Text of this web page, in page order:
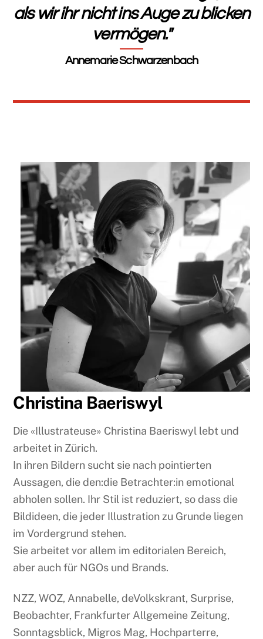
als wir ihr nicht ins Auge zu blicken
vermögen."
Annemarie Schwarzenbach
Christina Baeriswyl
Die «Illustrateuse» Christina Baeriswyl lebt und
arbeitet in Zürich.
In ihren Bildern sucht sie nach pointierten
Aussagen, die den:die Betrachter:in emotional
abholen sollen. Ihr Stil ist reduziert, so dass die
Bildideen, die jeder Illustration zu Grunde liegen
im Vordergrund stehen.
Sie arbeitet vor allem im editorialen Bereich,
aber auch für NGOs und Brands.
NZZ, WOZ, Annabelle, deVolkskrant, Surprise,
Beobachter, Frankfurter Allgemeine Zeitung,
Sonntagsblick, Migros Mag, Hochparterre,